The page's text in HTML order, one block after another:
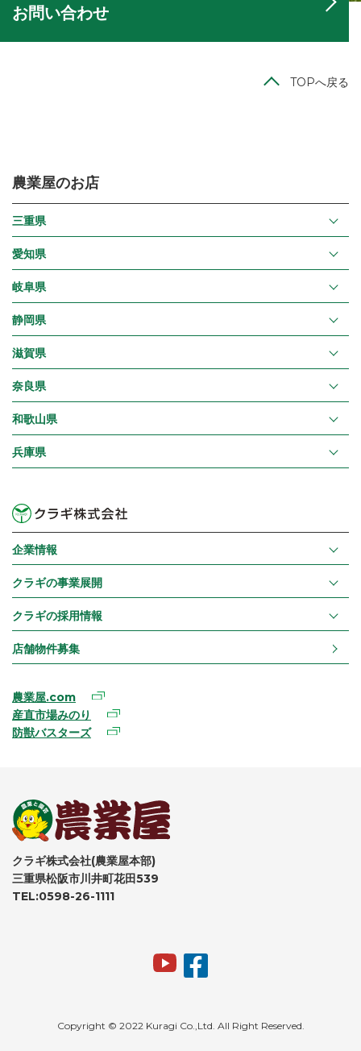
お問い合わせ
TOPへ戻る
農業屋のお店
三重県
愛知県
岐阜県
静岡県
滋賀県
奈良県
和歌山県
兵庫県
企業情報
クラギの事業展開
クラギの採用情報
店舗物件募集
農業屋.com
産直市場みのり
防獣バスターズ
クラギ株式会社(農業屋本部)
三重県松阪市川井町花田539
TEL:0598-26-1111
Copyright © 2022 Kuragi Co.,Ltd. All Right Reserved.